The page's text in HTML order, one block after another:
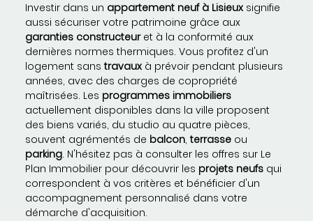
Investir dans un appartement neuf à Lisieux signifie
aussi sécuriser votre patrimoine grâce aux
garanties constructeuret à la conformité aux
dernières normes thermiques. Vous profitez d'un
logement sanstravaux à prévoir pendant plusieurs
années, avec des charges de copropriété
maîtrisées. Les programmes immobiliers
actuellement disponibles dans la ville proposent
des biens variés, du studio au quatre pièces,
souvent agrémentés de balcon,terrasse ou
parking. N'hésitez pas à consulter les offres sur Le
Plan Immobilier pour découvrir les projets neufs qui
correspondent à vos critères et bénéficier d'un
accompagnement personnalisé dans votre
démarche d'acquisition.